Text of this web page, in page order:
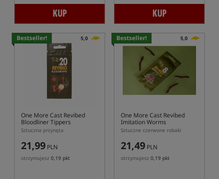
KUP KUP
Bestseller! 5,0
One More Cast Revibed
Bloodliner Tippers
Sztuczna przynęta
21,99 PLN
otrzymujesz 0,19 pkt
Bestseller! 5,0
One More Cast Revibed
Imitation Worms
Sztuczne czerwone robaki
21,49 PLN
otrzymujesz 0,19 pkt